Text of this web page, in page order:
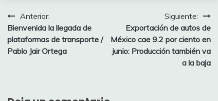
Navegación
de
entradas
Anterior:
Bienvenida la llegada de
plataformas de transporte /
Pablo Jair Ortega
Siguiente:
Exportación de autos de
México cae 9.2 por ciento en
junio: Producción también va
a la baja